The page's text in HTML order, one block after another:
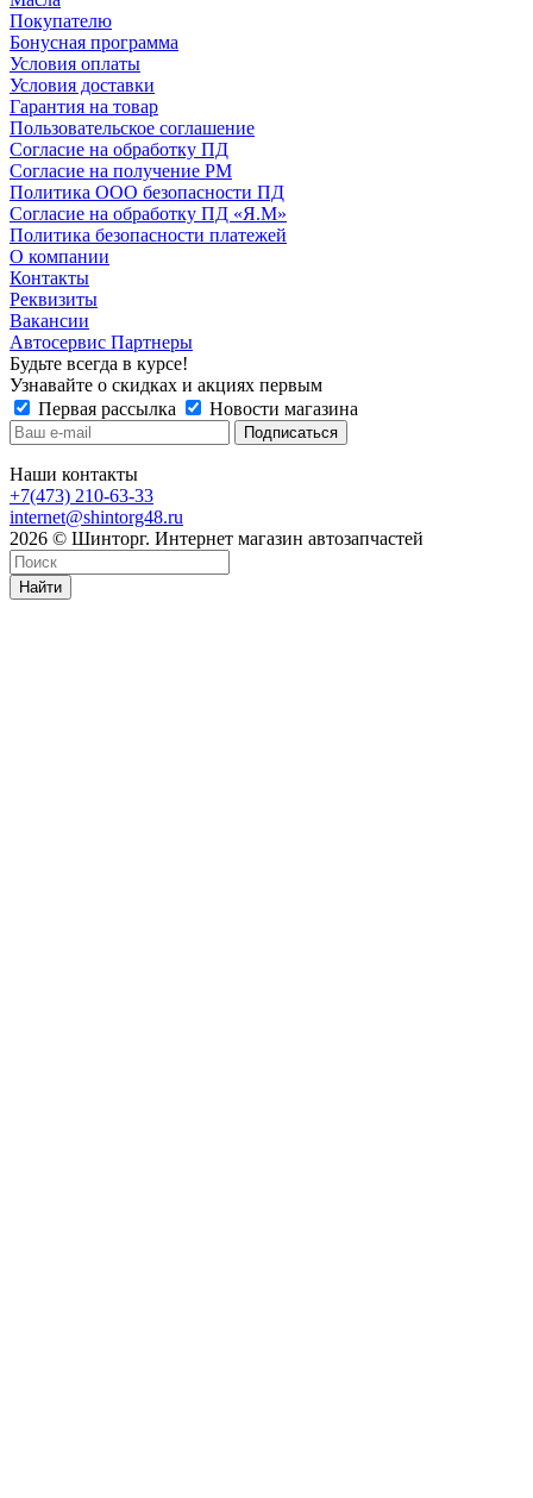
Покупателю
Бонусная программа
Условия оплаты
Условия доставки
Гарантия на товар
Пользовательское соглашение
Согласие на обработку ПД
Согласие на получение РМ
Политика ООО безопасности ПД
Согласие на обработку ПД «Я.М»
Политика безопасности платежей
О компании
Контакты
Реквизиты
Вакансии
Автосервис Партнеры
Будьте всегда в курсе!
Узнавайте о скидках и акциях первым
Первая рассылка
Новости магазина
Наши контакты
+7(473) 210-63-33
internet@shintorg48.ru
2026 © Шинторг. Интернет магазин автозапчастей
Найти